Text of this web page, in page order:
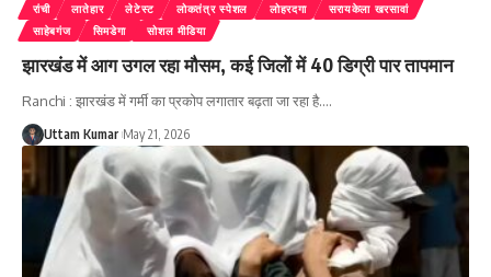
रांची
लातेहार लेटेस्ट लोकतंत्र स्पेशल लोहरदगा
सरायकेला खरसावां
साहेबगंज
सिमडेगा सोशल मीडिया
झारखंड में आग उगल रहा मौसम, कई जिलों में 40 डिग्री पार तापमान
Ranchi : झारखंड में गर्मी का प्रकोप लगातार बढ़ता जा रहा है.…
Uttam Kumar May 21, 2026